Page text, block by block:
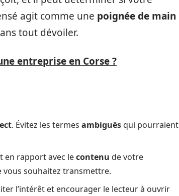
agit comme une poignée de main
tout dévoiler.
entreprise en Corse ?
. Évitez les termes ambiguësqui pourraient
en rapport avec lecontenu de votre
vous souhaitez transmettre.
l’intérêt et encourager le lecteur à ouvrir